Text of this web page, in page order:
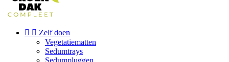
  Zelf doen
Vegetatiematten
Sedumtrays
Sedumpluggen